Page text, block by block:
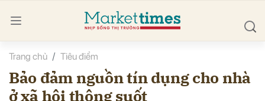
Trang chủ Tiêu điểm
Bảo đảm nguồn tín dụng cho nhà
ở xã hội thông suốt
luận